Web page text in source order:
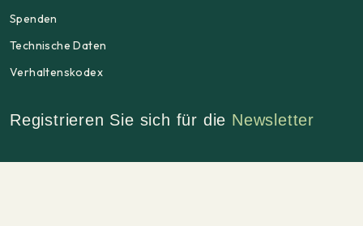
Spenden
Technische Daten
Verhaltenskodex
Registrieren Sie sich für die Newsletter